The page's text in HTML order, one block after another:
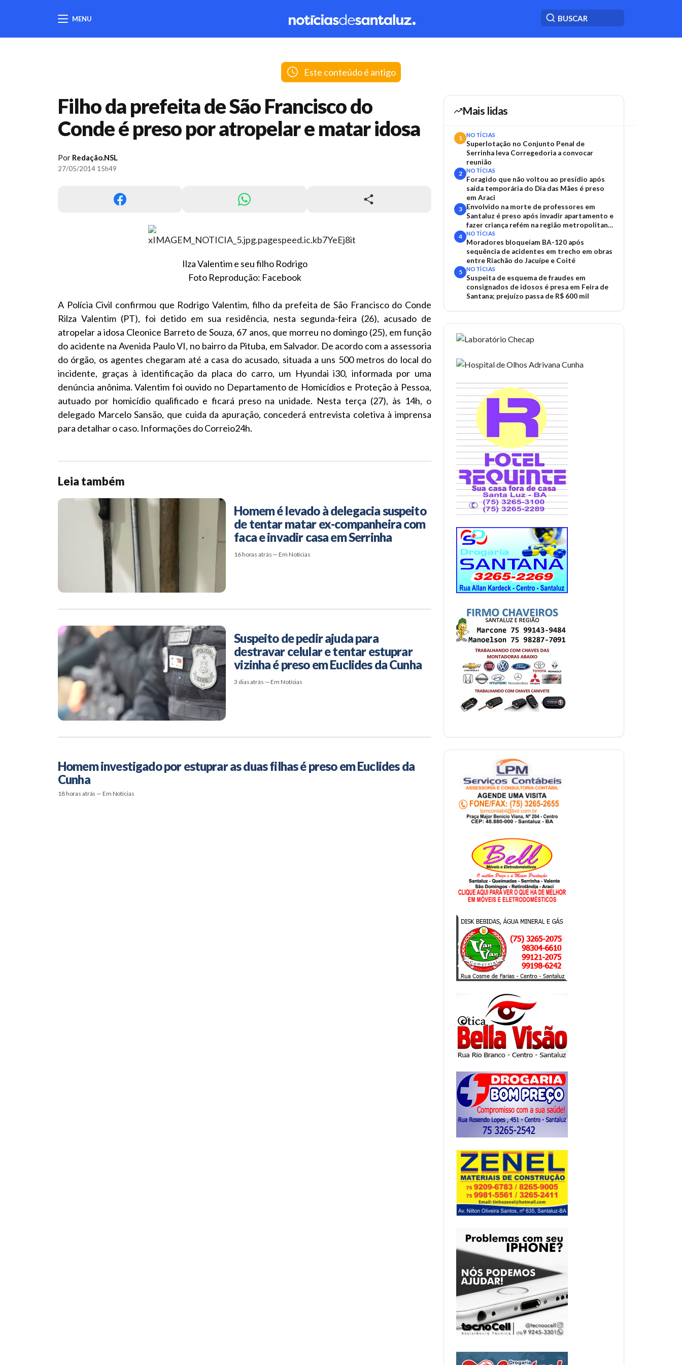
MENU
Este conteúdo é antigo
Filho da prefeita de São Francisco do
Conde é preso por atropelar e matar idosa
Por Redação.NSL
27/05/2014 15h49
Ilza Valentim e seu filho Rodrigo
Foto Reprodução: Facebook
A Polícia Civil confirmou que Rodrigo Valentim, filho da prefeita de São Francisco do Conde
Rilza Valentim (PT), foi detido em sua residência, nesta segunda-feira (26), acusado de
atropelar a idosa Cleonice Barreto de Souza, 67 anos, que morreu no domingo (25), em função
do acidente na Avenida Paulo VI, no bairro da Pituba, em Salvador. De acordo com a assessoria
do órgão, os agentes chegaram até a casa do acusado, situada a uns 500 metros do local do
incidente, graças à identificação da placa do carro, um Hyundai i30, informada por uma
denúncia anônima. Valentim foi ouvido no Departamento de Homicídios e Proteção à Pessoa,
autuado por homicídio qualificado e ficará preso na unidade. Nesta terça (27), às 14h, o
delegado Marcelo Sansão, que cuida da apuração, concederá entrevista coletiva à imprensa
para detalhar o caso. Informações do Correio24h.
Leia também
Homem é levado à delegacia suspeito
de tentar matar ex-companheira com
faca e invadir casa em Serrinha
16 horas atrás — Em Notícias
Suspeito de pedir ajuda para
destravar celular e tentar estuprar
vizinha é preso em Euclides da Cunha
3 dias atrás — Em Notícias
Homem investigado por estuprar as duas filhas é preso em Euclides da
Cunha
18 horas atrás — Em Notícias
Mais lidas
1 NOTÍCIAS
Superlotação no Conjunto Penal de
Serrinha leva Corregedoria a convocar
reunião
2 NOTÍCIAS
Foragido que não voltou ao presídio após
saída temporária do Dia das Mães é preso
em Araci
3
Envolvido na morte de professores em
Santaluz é preso após invadir apartamento e
fazer criança refém na região metropolitana
de Salvador
4 NOTÍCIAS
Moradores bloqueiam BA-120 após
sequência de acidentes em trecho em obras
entre Riachão do Jacuípe e Coité
5 NOTÍCIAS
Suspeita de esquema de fraudes em
consignados de idosos é presa em Feira de
Santana; prejuízo passa de R$ 600 mil